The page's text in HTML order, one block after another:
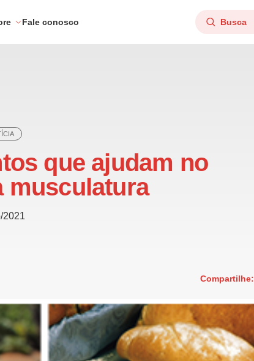
Fale conosco
que ajudam no
musculatura
2021
Compartilhe: